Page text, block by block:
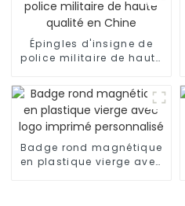
Épingles d'insigne de
police militaire de haute
Badge rond magnétique
en plastique vierge avec